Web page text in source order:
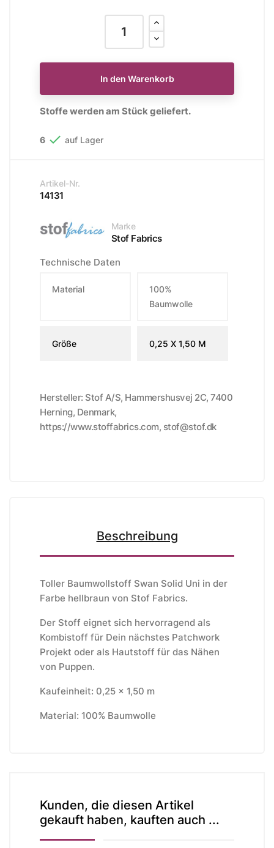
In den Warenkorb
Stoffe werden am Stück geliefert.
6  auf Lager
Artikel-Nr.
14131
Marke
Stof Fabrics
Technische Daten
Material
100%
Baumwolle
Größe 0,25 X 1,50 M
Hersteller: Stof A/S, Hammershusvej 2C, 7400
Herning, Denmark,
https://www.stoffabrics.com, stof@stof.dk
Beschreibung
Toller Baumwollstoff Swan Solid Uni in der
Farbe hellbraun von Stof Fabrics.
Der Stoff eignet sich hervorragend als
Kombistoff für Dein nächstes Patchwork
Projekt oder als Hautstoff für das Nähen
von Puppen.
Kaufeinheit: 0,25 x 1,50 m
Material: 100% Baumwolle
Kunden, die diesen Artikel
gekauft haben, kauften auch ...